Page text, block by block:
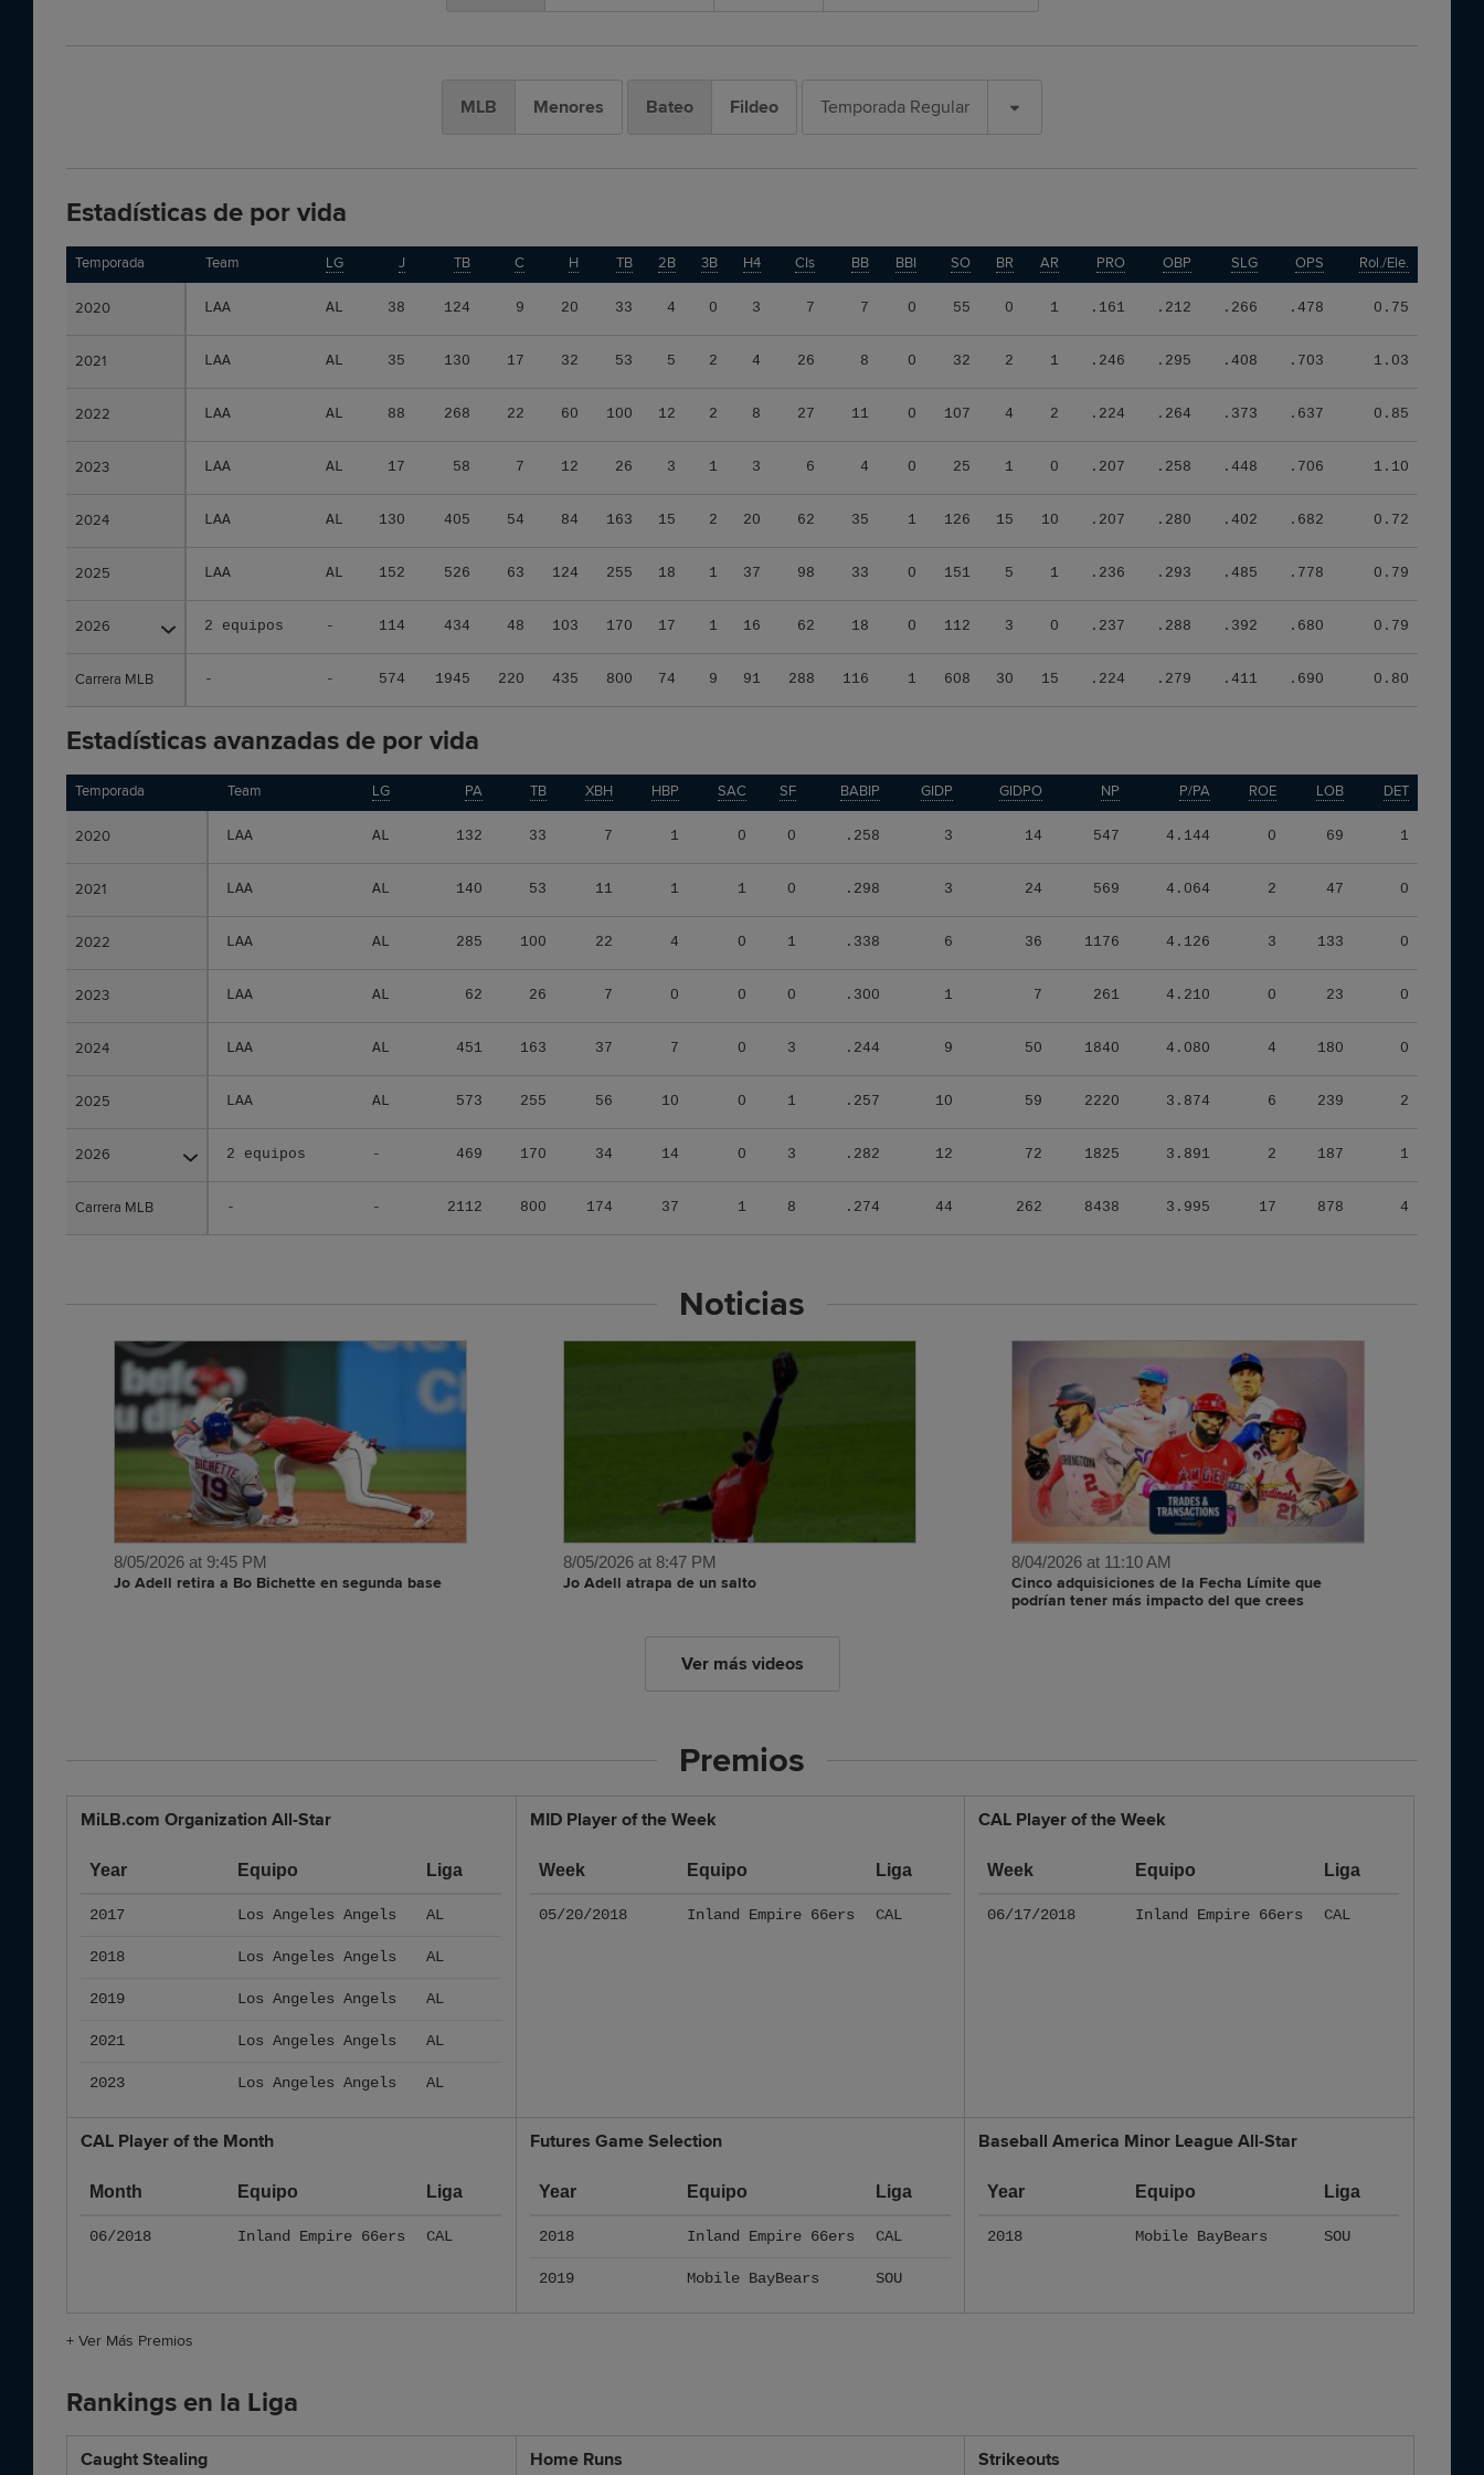
MLB Menores Bateo Fildeo Temporada Regular
Estadísticas de por vida
Temporada Team LG J TB C H TB 2B 3B H4 CIs BB BBI SO BR AR PRO OBP SLG OPS Rol./Ele.
2020 LAA AL 38 124 9 20 33 4 0 3 7 7 0 55 0 1 .161 .212 .266 .478 0.75
2021 LAA AL 35 130 17 32 53 5 2 4 26 8 0 32 2 1 .246 .295 .408 .703 1.03
2022 LAA AL 88 268 22 60 100 12 2 8 27 11 0 107 4 2 .224 .264 .373 .637 0.85
2023 LAA AL 17 58 7 12 26 3 1 3 6 4 0 25 1 0 .207 .258 .448 .706 1.10
2024 LAA AL 130 405 54 84 163 15 2 20 62 35 1 126 15 10 .207 .280 .402 .682 0.72
2025 LAA AL 152 526 63 124 255 18 1 37 98 33 0 151 5 1 .236 .293 .485 .778 0.79
2026 2 equipos - 114 434 48 103 170 17 1 16 62 18 0 112 3 0 .237 .288 .392 .680 0.79
Carrera MLB - - 574 1945 220 435 800 74 9 91 288 116 1 608 30 15 .224 .279 .411 .690 0.80
Temporada
2020
2021
2022
2023
2024
2025
2026
Carrera MLB
Estadísticas avanzadas de por vida
Temporada Team LG PA TB XBH HBP SAC SF BABIP GIDP GIDPO NP P/PA ROE LOB DET
2020 LAA AL 132 33 7 1 0 0 .258 3 14 547 4.144 0 69 1
2021 LAA AL 140 53 11 1 1 0 .298 3 24 569 4.064 2 47 0
2022 LAA AL 285 100 22 4 0 1 .338 6 36 1176 4.126 3 133 0
2023 LAA AL 62 26 7 0 0 0 .300 1 7 261 4.210 0 23 0
2024 LAA AL 451 163 37 7 0 3 .244 9 50 1840 4.080 4 180 0
2025 LAA AL 573 255 56 10 0 1 .257 10 59 2220 3.874 6 239 2
2026 2 equipos - 469 170 34 14 0 3 .282 12 72 1825 3.891 2 187 1
Carrera MLB - - 2112 800 174 37 1 8 .274 44 262 8438 3.995 17 878 4
Temporada
2020
2021
2022
2023
2024
2025
2026
Carrera MLB
Noticias
8/05/2026 at 9:45 PM
Jo Adell retira a Bo Bichette en segunda base
8/05/2026 at 8:47 PM
Jo Adell atrapa de un salto
8/04/2026 at 11:10 AM
Cinco adquisiciones de la Fecha Límite que
podrían tener más impacto del que crees
Ver más videos
Premios
MiLB.com Organization All-Star
Year Equipo Liga
2017 Los Angeles Angels AL
2018 Los Angeles Angels AL
2019 Los Angeles Angels AL
2021 Los Angeles Angels AL
2023 Los Angeles Angels AL
MID Player of the Week
Week Equipo Liga
05/20/2018 Inland Empire 66ers CAL
CAL Player of the Week
Week Equipo Liga
06/17/2018 Inland Empire 66ers CAL
CAL Player of the Month
Month Equipo Liga
06/2018 Inland Empire 66ers CAL
Futures Game Selection
Year Equipo Liga
2018 Inland Empire 66ers CAL
2019 Mobile BayBears SOU
Baseball America Minor League All-Star
Year Equipo Liga
2018 Mobile BayBears SOU
+ Ver Más Premios
Rankings en la Liga
Caught Stealing Home Runs Strikeouts